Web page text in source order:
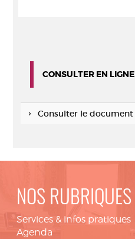
CONSULTER EN LIGNE
Consulter le document
NOS RUBRIQUES
Services & infos pratiques
Agenda